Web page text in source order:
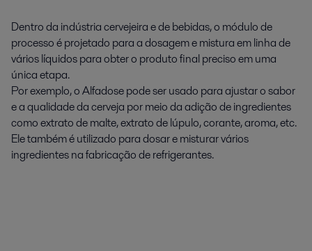
Dentro da indústria cervejeira e de bebidas, o módulo de
processo é projetado para a dosagem e mistura em linha de
vários líquidos para obter o produto final preciso em uma
única etapa.
Por exemplo, o Alfadose pode ser usado para ajustar o sabor
e a qualidade da cerveja por meio da adição de ingredientes
como extrato de malte, extrato de lúpulo, corante, aroma, etc.
Ele também é utilizado para dosar e misturar vários
ingredientes na fabricação de refrigerantes.